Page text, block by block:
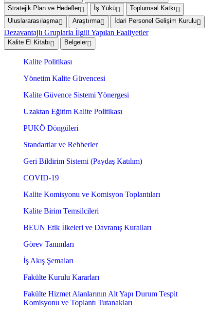
Stratejik Plan ve Hedefler
İş Yükü
Toplumsal Katkı
Uluslararasılaşma
Araştırma İdari Personel Gelişim Kurulu
Dezavantajlı Gruplarla İlgili Yapılan Faaliyetler
Kalite El Kitabı Belgeler
Kalite Politikası
Yönetim Kalite Güvencesi
Kalite Güvence Sistemi Yönergesi
Uzaktan Eğitim Kalite Politikası
PUKÖ Döngüleri
Standartlar ve Rehberler
Geri Bildirim Sistemi (Paydaş Katılım)
COVID-19
Kalite Komisyonu ve Komisyon Toplantıları
Kalite Birim Temsilcileri
BEUN Etik İlkeleri ve Davranış Kuralları
Görev Tanımları
İş Akış Şemaları
Fakülte Kurulu Kararları
Fakülte Hizmet Alanlarının Alt Yapı Durum Tespit
Komisyonu ve Toplantı Tutanakları